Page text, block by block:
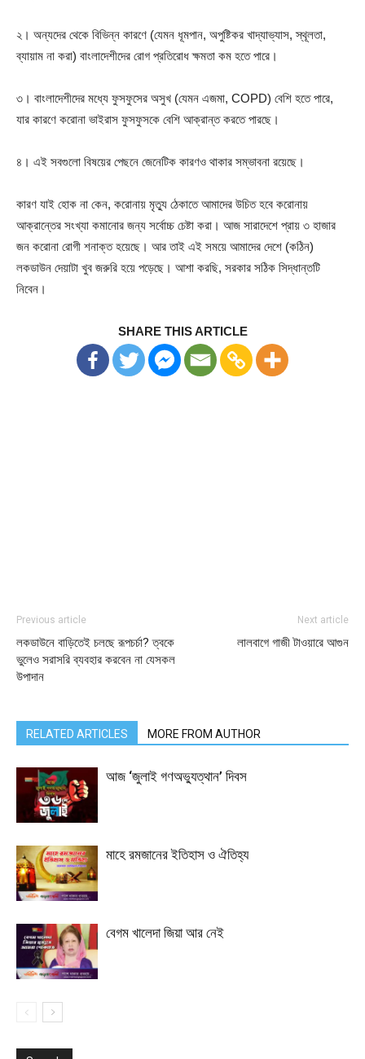
২। অন্যদের থেকে বিভিন্ন কারণে (যেমন ধূমপান, অপুষ্টিকর খাদ্যাভ্যাস, স্থূলতা,
ব্যায়াম না করা) বাংলাদেশীদের রোগ প্রতিরোধ ক্ষমতা কম হতে পারে।
৩। বাংলাদেশীদের মধ্যে ফুসফুসের অসুখ (যেমন এজমা, COPD) বেশি হতে পারে,
যার কারণে করোনা ভাইরাস ফুসফুসকে বেশি আক্রান্ত করতে পারছে।
৪। এই সবগুলো বিষয়ের পেছনে জেনেটিক কারণও থাকার সম্ভাবনা রয়েছে।
কারণ যাই হোক না কেন, করোনায় মৃত্যু ঠেকাতে আমাদের উচিত হবে করোনায়
আক্রান্তের সংখ্যা কমানোর জন্য সর্বোচ্চ চেষ্টা করা। আজ সারাদেশে প্রায় ৩ হাজার
জন করোনা রোগী শনাক্ত হয়েছে। আর তাই এই সময়ে আমাদের দেশে (কঠিন)
লকডাউন দেয়াটা খুব জরুরি হয়ে পড়েছে। আশা করছি, সরকার সঠিক সিদ্ধান্তটি
নিবেন।
SHARE THIS ARTICLE
Previous article
লকডাউনে বাড়িতেই চলছে রূপচর্চা? ত্বকে
ভুলেও সরাসরি ব্যবহার করবেন না যেসকল
উপাদান
Next article
লালবাগে গাজী টাওয়ারে আগুন
RELATED ARTICLES MORE FROM AUTHOR
আজ ‘জুলাই গণঅভ্যুত্থান’ দিবস
মাহে রমজানের ইতিহাস ও ঐতিহ্য
বেগম খালেদা জিয়া আর নেই